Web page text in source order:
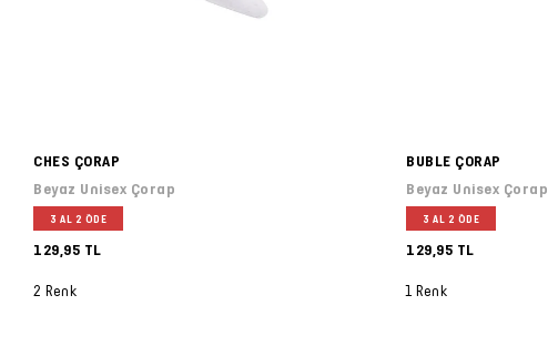
CHES ÇORAP
Beyaz Unisex Çorap
3 AL 2 ÖDE
129,95 TL
2 Renk
BUBLE ÇORAP
Beyaz Unisex Çorap
3 AL 2 ÖDE
129,95 TL
1 Renk